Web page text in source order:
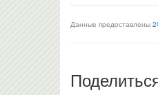
Данные предоставлены